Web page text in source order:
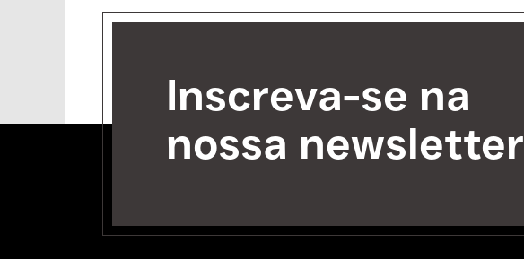
Inscreva-se na
nossa newsletter